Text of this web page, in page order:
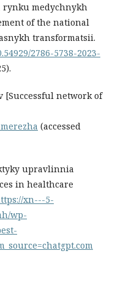
rynku medychnykh
of the national
transformatsii.
2786-5738-2023-
[Successful network of
(accessed
upravlinnia
in healthcare
xn---5-
wp-